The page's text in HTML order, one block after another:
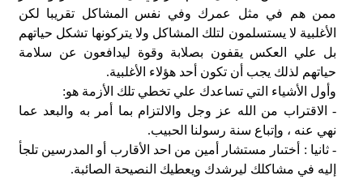
ممن هم في مثل عمرك وفي نفس المشاكل تقريبا لكن
الأغلبية لا يستسلمون لتلك المشاكل ولا يتركونها تشكل حياتهم
بل علي العكس يقفون بصلابة وقوة ليدافعون عن سلامة
حياتهم لذلك يجب أن تكون أحد هؤلاء الأغلبية.
وأول الأشياء التي تساعدك علي تخطي تلك الأزمة هو:
- الاقتراب من الله عز وجل والالتزام بما أمر به والبعد عما
نهي عنه ، وإتباع سنة رسولنا الحبيب.
- ثانيا : أختىار مستشار أمين من احد الأقارب أو المدرسين تلجأ
إليه في مشاكلك ليرشدك ويعطيك النصيحة الصائبة.